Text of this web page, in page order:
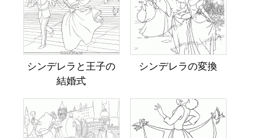
シンデレラと王子の
結婚式
シンデレラの変換